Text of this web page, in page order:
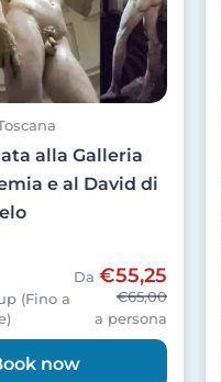
alla Galleria
e al David di
(Fino a
Da €55,25
€65,00
a persona
now